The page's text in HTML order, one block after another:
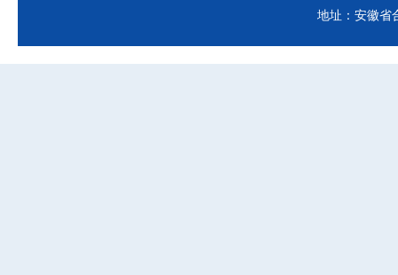
地址：安徽省